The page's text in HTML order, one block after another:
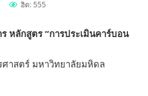
ฮิต: 555
หลักสูตร “การประเมินคาร์บอน
าสตร์ มหาวิทยาลัยมหิดล